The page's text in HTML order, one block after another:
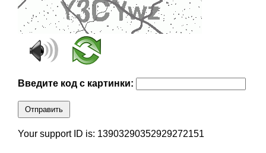
Введите код с картинки:
Отправить
Your support ID is: 13903290352929272151